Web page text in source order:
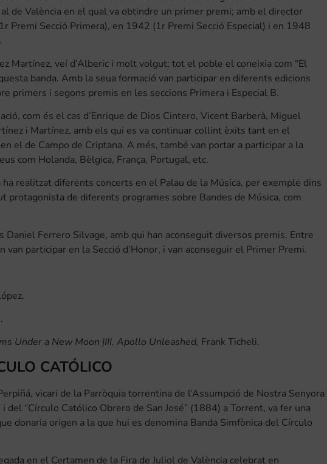
de València en el qual va obtindre un primer premi; amb el director
Premi Secció Primera), en 1942 (1r Premi Secció Especial) i en 1948
Martínez, veí d’Alberic i molt volgut; tot el poble el coneixia com “El
banda. Amb la seua formació van participar en diferents edicions
primers i segons premis en les seccions Primera i Especial B.
com és el cas d’Enrique de Dios Cintero, Vicent Barberà, Miguel
i Martínez, amb els qui es va continuar collint èxits tant en el
el de Campo de Criptana. A més, també van portar a participar a la
com Holanda, Bèlgica, França, Portugal, etc.
realitzat diferents concerts en el Palau de la Música, per exemple dins
protagonista de diferents programes sobre Bandes de Música, com
Ferrero Silvage, amb qui han aconseguit diversos premis. Entre
participar en la Secció d’Honor, i van aconseguir el Primer Premi.
Under a New Moon |III. Apollo Unleashed, Frank Ticheli.
CATÓLICO
vicari de la Parròquia torrentina de l’Assumpció de Nostra Senyora
del “Círculo Católico Obrero de San José” (1884) a Torrent, va fer una
donaria origen a la que hui es denomina Banda Simfònica del Círculo
en el Certamen de la Fira de Juliol de València celebrat en